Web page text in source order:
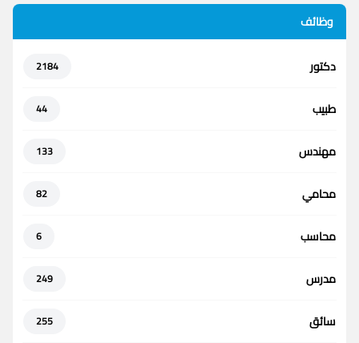
وظائف
دكتور 2184
طبيب 44
مهندس 133
محامي 82
محاسب 6
مدرس 249
سائق 255